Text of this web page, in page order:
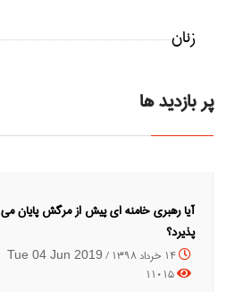
زنان
پر بازدید ها
آیا رهبری خامنه ای پیش از مرگش پایان می
پذیرد؟
14 خرداد 1398 / Tue 04 Jun 2019
11015